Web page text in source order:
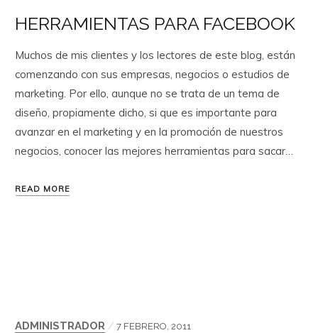
HERRAMIENTAS PARA FACEBOOK
Muchos de mis clientes y los lectores de este blog, están
comenzando con sus empresas, negocios o estudios de
marketing. Por ello, aunque no se trata de un tema de
diseño, propiamente dicho, si que es importante para
avanzar en el marketing y en la promoción de nuestros
negocios, conocer las mejores herramientas para sacar…
READ MORE
ADMINISTRADOR/ 7 FEBRERO, 2011